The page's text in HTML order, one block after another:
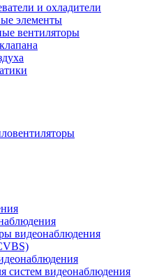
и охладители
элементы
вентиляторы
видеонаблюдения
систем видеонаблюдения